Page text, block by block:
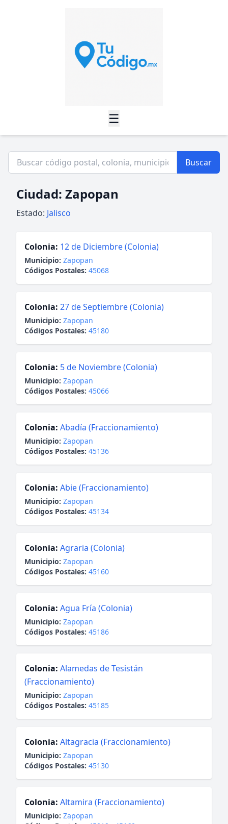
☰
Buscar
Ciudad: Zapopan
Estado: Jalisco
Colonia: 12 de Diciembre (Colonia)
Municipio: Zapopan
Códigos Postales: 45068
Colonia: 27 de Septiembre (Colonia)
Municipio: Zapopan
Códigos Postales: 45180
Colonia: 5 de Noviembre (Colonia)
Municipio: Zapopan
Códigos Postales: 45066
Colonia: Abadía (Fraccionamiento)
Municipio: Zapopan
Códigos Postales: 45136
Colonia: Abie (Fraccionamiento)
Municipio: Zapopan
Códigos Postales: 45134
Colonia: Agraria (Colonia)
Municipio: Zapopan
Códigos Postales: 45160
Colonia: Agua Fría (Colonia)
Municipio: Zapopan
Códigos Postales: 45186
Colonia: Alamedas de Tesistán
(Fraccionamiento)
Municipio: Zapopan
Códigos Postales: 45185
Colonia: Altagracia (Fraccionamiento)
Municipio: Zapopan
Códigos Postales: 45130
Colonia: Altamira (Fraccionamiento)
Municipio: Zapopan